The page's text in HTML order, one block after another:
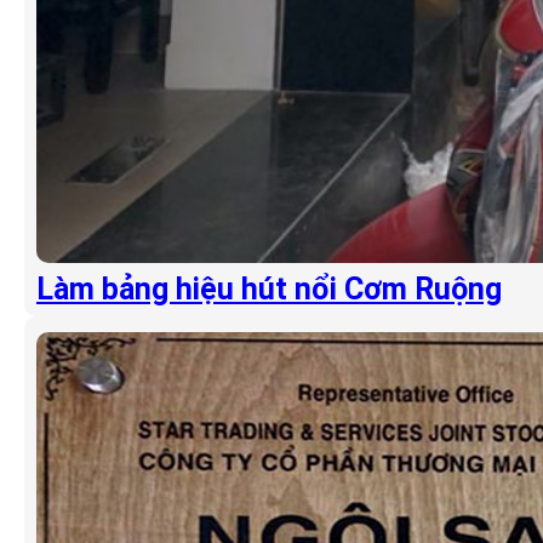
Làm bảng hiệu hút nổi Cơm Ruộng